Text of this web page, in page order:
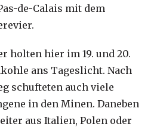
de-Calais mit dem
holten hier im 19. und 20.
ans Tageslicht. Nach
schufteten auch viele
in den Minen. Daneben
aus Italien, Polen oder